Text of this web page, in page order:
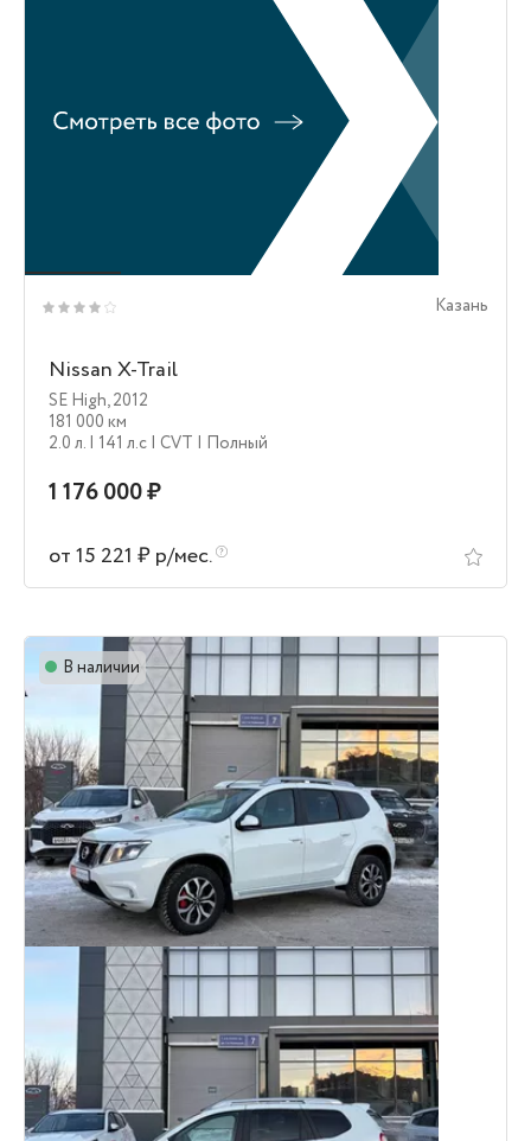
Казань
Nissan X-Trail
SE High,2012
181 000 км
2.0 л. | 141 л.c | CVT | Полный
1 176 000 ₽
от 15 221 ₽ р/мес.
В наличии